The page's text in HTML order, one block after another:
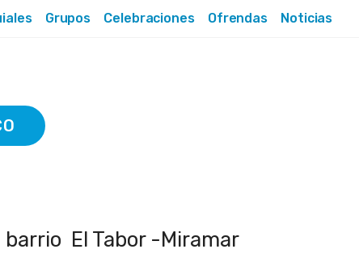
Grupos Celebraciones Ofrendas Noticias
El Tabor -Miramar